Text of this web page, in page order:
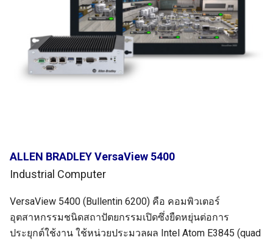
ALLEN BRADLEY VersaView 5400
Industrial Computer
VersaView 5400 (Bullentin 6200) คือ คอมพิวเตอร์
อุตสาหกรรมชนิดสถาปัตยกรรมเปิดซึ่งยืดหยุ่นต่อการ
ประยุกต์ใช้งาน ใช้หน่วยประมวลผล Intel Atom E3845 (quad